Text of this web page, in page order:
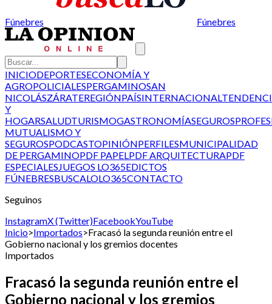
Fúnebres Fúnebres
INICIODEPORTESECONOMÍA Y
AGROPOLICIALESPERGAMINOSAN
NICOLÁSZÁRATEREGIÓNPAÍSINTERNACIONAL
Y
HOGARSALUDTURISMOGASTRONOMÍASEGUROS
MUTUALISMO Y
SEGUROSPODCASTOPINIÓNPERFILESMUNICIPALIDAD
DE PERGAMINOPDF PAPELPDF ARQUITECTURAPDF
ESPECIALESJUEGOS LO365EDICTOS
FÚNEBRESBUSCALOLO365CONTACTO
Seguinos
InstagramX (Twitter)FacebookYouTube
Inicio>Importados>Fracasó la segunda reunión entre el
Gobierno nacional y los gremios docentes
Importados
Fracasó la segunda reunión entre el
Gobierno nacional y los gremios